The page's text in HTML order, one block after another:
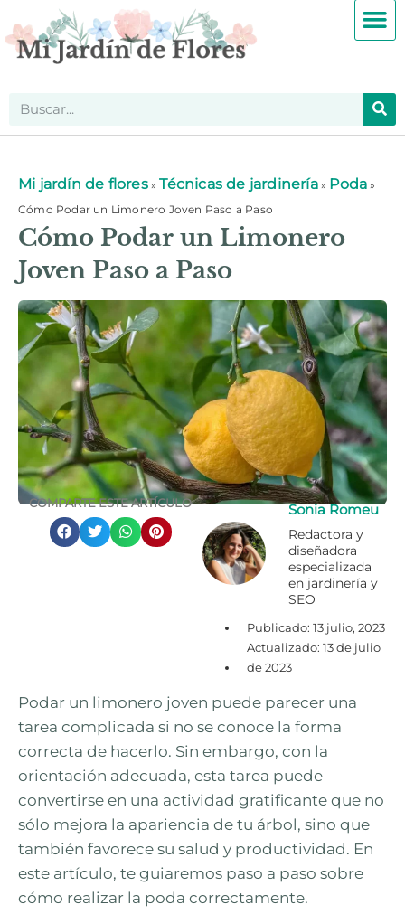
Mi jardín de flores» Técnicas de jardinería» Poda »
Cómo Podar un Limonero Joven Paso a Paso
Cómo Podar un Limonero
Joven Paso a Paso
Sonia Romeu
Redactora y
diseñadora
especializada
en jardinería y
SEO
Publicado: 13 julio, 2023
Actualizado: 13 de julio
de 2023
COMPARTE ESTE ARTÍCULO
Podar un limonero joven puede parecer una
tarea complicada si no se conoce la forma
correcta de hacerlo. Sin embargo, con la
orientación adecuada, esta tarea puede
convertirse en una actividad gratificante que no
sólo mejora la apariencia de tu árbol, sino que
también favorece su salud y productividad. En
este artículo, te guiaremos paso a paso sobre
cómo realizar la poda correctamente.